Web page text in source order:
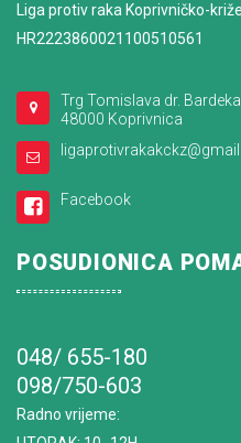
Liga protiv raka Koprivničko-
HR2223860021100510561
Trg Tomislava dr.
48000 Koprivnica
Facebook
POSUDIONICA
048/ 655-180
098/750-603
Radno vrijeme: